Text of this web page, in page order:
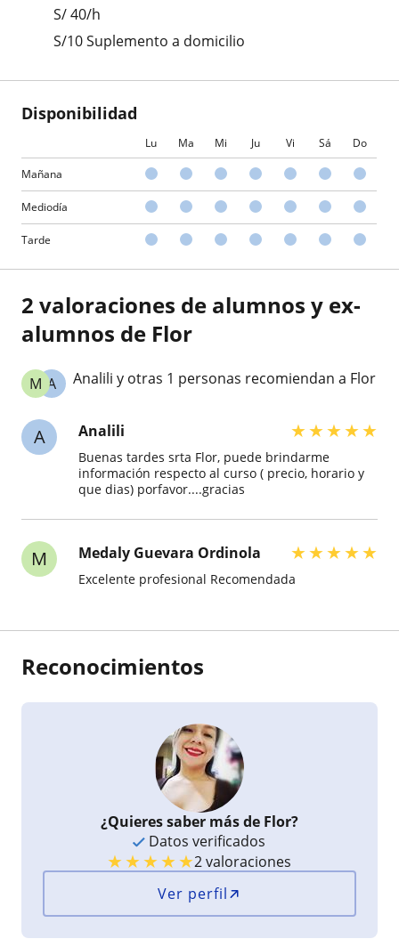
S/40/h
S/10 Suplemento a domicilio
Disponibilidad
Lu Ma Mi Ju Vi Sá Do
Mañana
Mediodía
Tarde
2 valoraciones de alumnos y ex-
alumnos de Flor
A
M Analili y otras 1 personas recomiendan a Flor
A Analili ★★★★★
Buenas tardes srta Flor, puede brindarme
información respecto al curso ( precio, horario y
que dias) porfavor....gracias
M Medaly Guevara Ordinola ★★★★★
Excelente profesional Recomendada
Reconocimientos
¿Quieres saber más de Flor?
Datos verificados
★★★★★2 valoraciones
Ver perfil